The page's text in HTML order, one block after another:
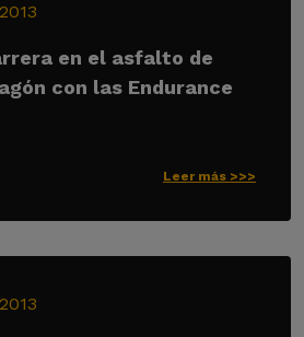
en el asfalto de
con las Endurance
Leer más >>>